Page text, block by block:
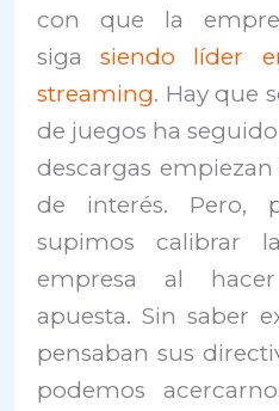
con que la
sigasiendo líder
streaming. Hay que
de juegos ha
descargas
de interés. Pero,
supimos calibrar
empresa al
apuesta. Sin saber
pensaban sus
podemos